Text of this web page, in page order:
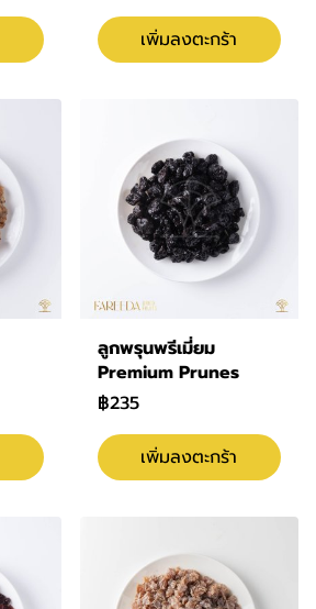
เพิ่มลงตะกร้า
ลูกพรุนพรีเมี่ยม
Premium Prunes
฿235
เพิ่มลงตะกร้า